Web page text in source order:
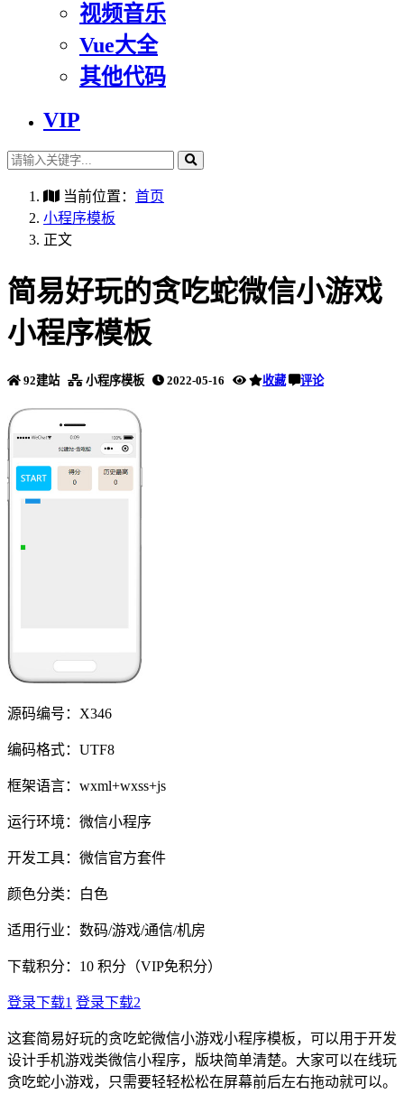
视频音乐
Vue大全
其他代码
VIP
当前位置： 首页
小程序模板
正文
简易好玩的贪吃蛇微信小游戏
小程序模板
92建站 小程序模板 2022-05-16 收藏 评论
源码编号：X346
编码格式：UTF8
框架语言：wxml+wxss+js
运行环境：微信小程序
开发工具：微信官方套件
颜色分类：白色
适用行业：数码/游戏/通信/机房
下载积分： 10 积分（VIP免积分）
登录下载1 登录下载2
这套简易好玩的贪吃蛇微信小游戏小程序模板，可以用于开发
设计手机游戏类微信小程序，版块简单清楚。大家可以在线玩
贪吃蛇小游戏，只需要轻轻松松在屏幕前后左右拖动就可以。